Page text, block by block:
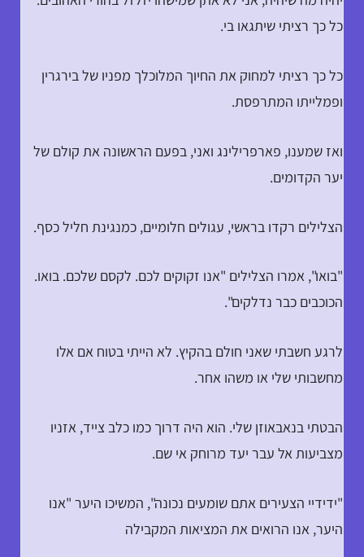
כל כך רציתי שיתגאו בי.
כל כך רציתי למחוק את החיוך המלוכלך מפניו של בירגרין
ופמלייתו המתרפסת.
ואז שמענו, פארפרילינג ואני, בפעם הראשונה את קולם של
יער הקדומים.
הצלילים רקדו בראשי, עגולים חלומיים, כמנגינת חליל כסף.
"בואו", אמרו הצלילים "אנו זקוקים לכם. לקסם שלכם. בואו.
הכוכבים כבר נדלקים".
לרגע חשבתי שאני חולם בהקיץ. לא הייתי בטוח אם אלו
מחשבותי שלי או משהו אחר.
הבטתי בנאבאוזן שלי. הוא היה דרוך כמו כלב צייד, אזניו
מצביעות אל עבר יעד מרוחק אי שם.
"ידידיי הצעירים אתם שומעים נכונה", המשיכו היער "אנו
היער, אנו הרואים את המציאות המקבילה